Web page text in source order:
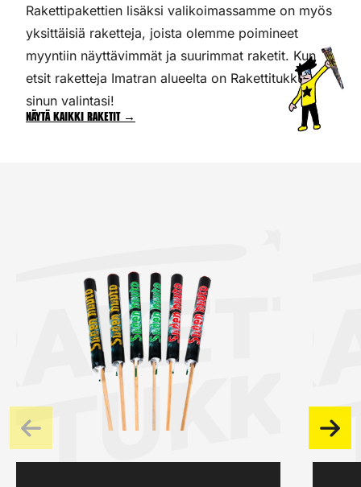
Rakettipakettien lisäksi valikoimassamme on myös
yksittäisiä raketteja, joista olemme poimineet
myyntiin näyttävimmät ja suurimmat raketit. Kun
etsit raketteja Imatran alueelta on Rakettitukku
sinun valintasi!
Näytä kaikki raketit →